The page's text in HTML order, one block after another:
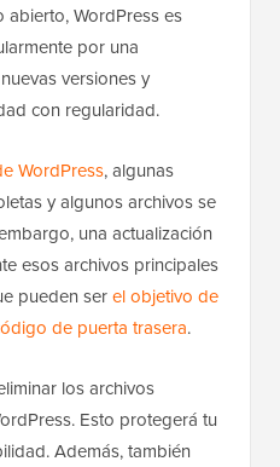
WordPress es
por una
versiones y
con regularidad.
WordPress, algunas
y algunos archivos se
una actualización
esos archivos principales
pueden serel objetivo de
de puerta trasera.
los archivos
Esto protegerá tu
Además, también